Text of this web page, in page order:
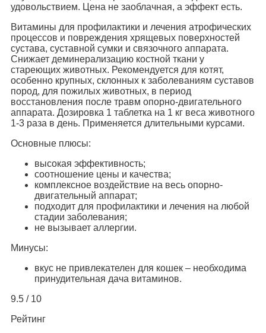
удовольствием. Цена не заоблачная, а эффект есть.
Витамины для профилактики и лечения атрофических
процессов и повреждения хрящевых поверхностей
сустава, суставной сумки и связочного аппарата.
Снижает деминерализацию костной ткани у
стареющих животных. Рекомендуется для котят,
особенно крупных, склонных к заболеваниям суставов
пород, для пожилых животных, в период
восстановления после травм опорно-двигательного
аппарата. Дозировка 1 таблетка на 1 кг веса животного
1-3 раза в день. Применяется длительными курсами.
Основные плюсы:
высокая эффективность;
соотношение цены и качества;
комплексное воздействие на весь опорно-
двигательный аппарат;
подходит для профилактики и лечения на любой
стадии заболевания;
не вызывает аллергии.
Минусы:
вкус не привлекателен для кошек – необходима
принудительная дача витаминов.
9.5 / 10
Рейтинг